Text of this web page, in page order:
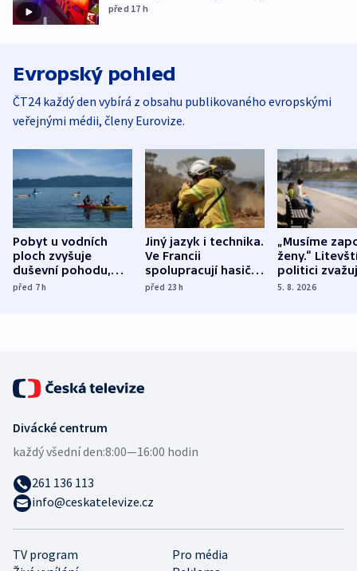
před 17 h
Evropský pohled
ČT24 každý den vybírá z obsahu publikovaného evropskými
veřejnými médii, členy Eurovize.
Pobyt u vodních
ploch zvyšuje
duševní pohodu,
ukázala
před 7h
Jiný jazyk i technika.
Ve Francii
spolupracují hasiči z
různých zemí
před 23h
„Musíme
ženy.“
politici
dohodu o
5. 8. 2026
TV program
Pro média
Divácké centrum
každý všední den:8:00—16:00 hodin
261 136 113
info@ceskatelevize.cz